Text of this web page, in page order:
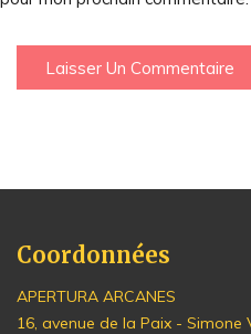
Coordonnées
APERTURA ARCANES
16, avenue de la Paix - Simone